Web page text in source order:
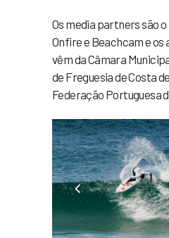
Os media partners são
Onfire e Beachcam e
vêm da Câmara
de Freguesia de Costa
Federação Portuguesa